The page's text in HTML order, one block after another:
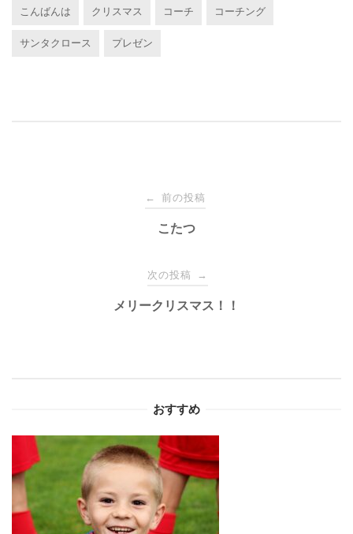
こんばんは クリスマス コーチ コーチング
サンタクロース プレゼン
シ
ョ
ン
← 前の投稿
こたつ
次の投稿 →
メリークリスマス！！
おすすめ